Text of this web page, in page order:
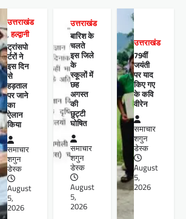
उत्तराखंड
,हल्द्वानी
ट्रांसपो
र्टरों ने
इस दिन
से
हड़ताल
पर जाने
का
ऐलान
किया
समाचार
शगुन
डेस्क
August
5,
2026
उत्तराखंड
बारिश के
चलते
इस जिले
के
स्कूलों में
छह
अगस्त
की
छुट्टी
घोषित
समाचार
शगुन
डेस्क
August
5,
2026
उत्तराखंड
79वीं
जयंती
पर याद
किए गए
के कवि
वीरेन
समाचार
शगुन
डेस्क
August
5,
2026